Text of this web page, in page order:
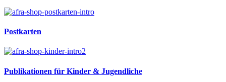
Postkarten
Publikationen für Kinder & Jugendliche